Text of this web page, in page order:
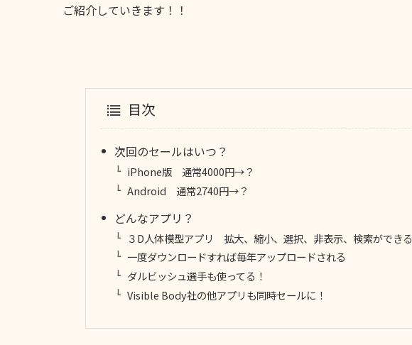
ご紹介していきます！！
目次
次回のセールはいつ？
iPhone版 通常4000円→？
Android 通常2740円→？
どんなアプリ？
３D人体模型アプリ 拡大、縮小、選択、非表示、検索ができる
一度ダウンロードすれば毎年アップロードされる
ダルビッシュ選手も使ってる！
Visible Body社の他アプリも同時セールに！